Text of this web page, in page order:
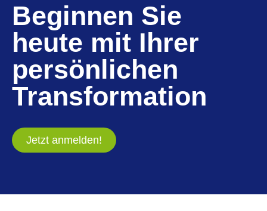
Beginnen Sie
heute mit Ihrer
persönlichen
Transformation
Jetzt anmelden!